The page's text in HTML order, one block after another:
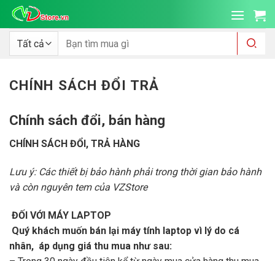
qua
dung
Tìm
kiếm:
CHÍNH SÁCH ĐỔI TRẢ
Chính sách đổi, bán hàng
CHÍNH SÁCH ĐỔI, TRẢ HÀNG
Lưu ý: Các thiết bị bảo hành phải trong thời gian bảo hành
và còn nguyên tem của VZStore
ĐỐI VỚI MÁY LAPTOP
Quý khách muốn bán lại máy tính laptop vì lý do cá
nhân, áp dụng giá thu mua như sau: